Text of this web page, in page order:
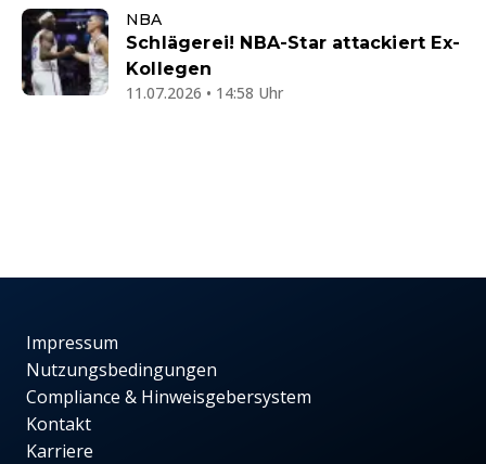
NBA
Schlägerei! NBA-Star attackiert Ex-
Kollegen
11.07.2026 • 14:58 Uhr
Impressum
Nutzungsbedingungen
Compliance & Hinweisgebersystem
Kontakt
Karriere